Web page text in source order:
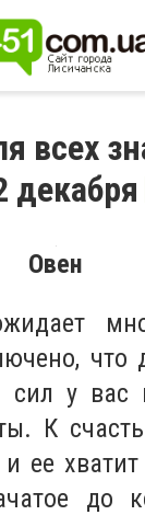
всех
декабря
Овен
что
сил у вас
К
ее
до